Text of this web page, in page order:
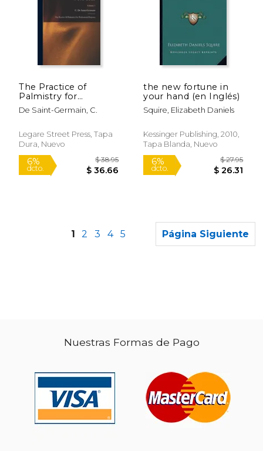
15% 15%
The Practice of
Palmistry for
Professional
Purposes: The
For Professional
Purposes; Volume 1
De Saint-Germain, C.
Legare Street Press, Tapa
Dura, Nuevo
the new fortune in
your hand (en Inglés)
Squire, Elizabeth Daniels
Kessinger Publishing, 2010,
Tapa Blanda, Nuevo
1 2 3 4 5 Página Siguiente
Nuestras Formas de Pago